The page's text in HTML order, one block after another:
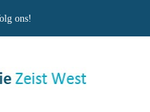
ons!